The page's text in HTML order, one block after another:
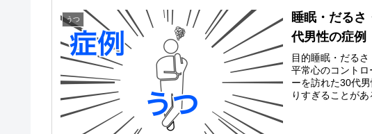
うつ
睡眠・だるさ
代男性の症例
目的睡眠・だる
平常心のコント
ーを訪れた30代
りすぎることが